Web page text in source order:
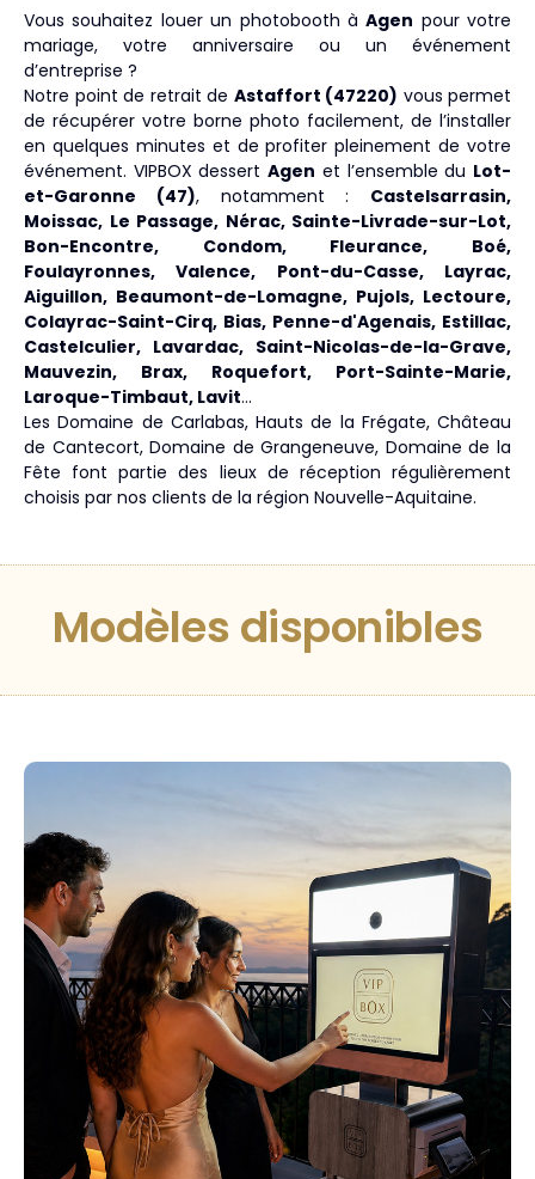
Vous souhaitez louer un photobooth àAgen pour votre
mariage, votre anniversaire ou un événement
d’entreprise ?
Notre point de retrait de Astaffort (47220) vous permet
de récupérer votre borne photo facilement, de l’installer
en quelques minutes et de profiter pleinement de votre
événement. VIPBOX dessertAgen et l’ensemble du Lot-
et-Garonne (47), notamment : Castelsarrasin,
Moissac, Le Passage, Nérac, Sainte-Livrade-sur-Lot,
Bon-Encontre, Condom, Fleurance, Boé,
Foulayronnes, Valence, Pont-du-Casse, Layrac,
Aiguillon, Beaumont-de-Lomagne, Pujols, Lectoure,
Colayrac-Saint-Cirq, Bias, Penne-d'Agenais, Estillac,
Castelculier, Lavardac, Saint-Nicolas-de-la-Grave,
Mauvezin, Brax, Roquefort, Port-Sainte-Marie,
Laroque-Timbaut, Lavit…
Les Domaine de Carlabas, Hauts de la Frégate, Château
de Cantecort, Domaine de Grangeneuve, Domaine de la
Fête font partie des lieux de réception régulièrement
choisis par nos clients de la région Nouvelle-Aquitaine.
Modèles disponibles